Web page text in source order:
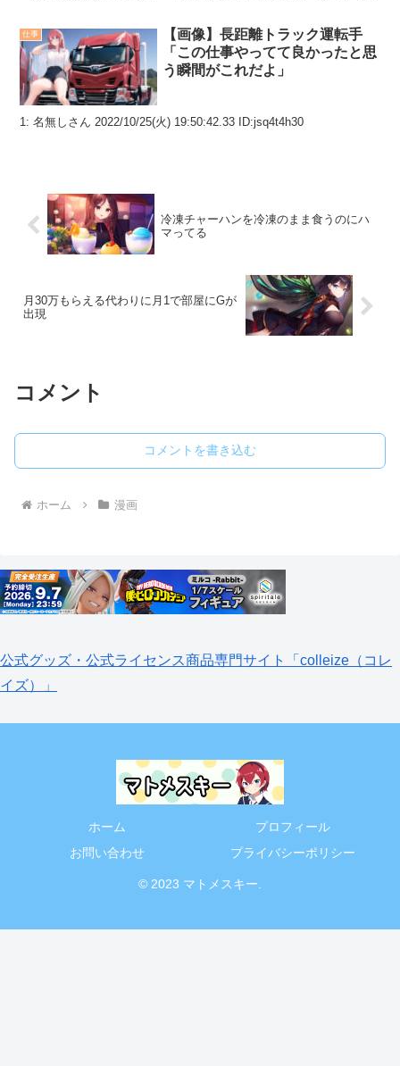
仕事
【画像】長距離トラック運転手
「この仕事やってて良かったと思
う瞬間がこれだよ」
1: 名無しさん 2022/10/25(火) 19:50:42.33 ID:jsq4t4h30
冷凍チャーハンを冷凍のまま食うのにハ
マってる
月30万もらえる代わりに月1で部屋にGが
出現
コメント
コメントを書き込む
ホーム 漫画
公式グッズ・公式ライセンス商品専門サイト「colleize（コレ
イズ）」
ホーム
プロフィール
お問い合わせ
プライバシーポリシー
© 2023 マトメスキー.